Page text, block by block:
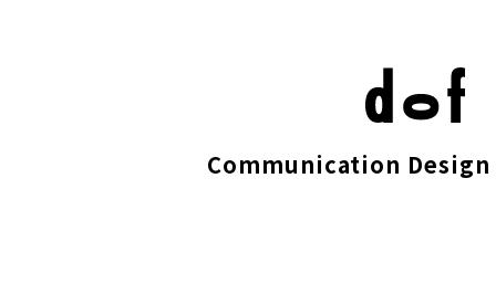
Communication Design